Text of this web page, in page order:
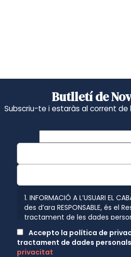
Butlletí de
Subscriu-te i estaràs al corrent
1. INFORMACIÓ A L’USUARI EL
des d’ara RESPONSABLE, és el
tractament de les dades
conformitat amb el que
vigents en protecció de dades
Accepto la política de
tractament de dades
privacitat